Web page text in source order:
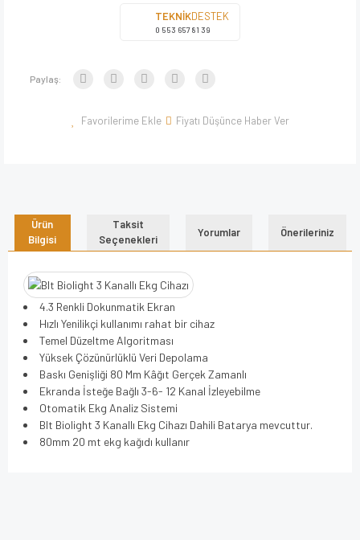
TEKNİKDESTEK
0 553 657 81 39
Paylaş:
Fiyatı Düşünce Haber Ver
Ürün
Bilgisi
Taksit
Seçenekleri
Yorumlar Önerileriniz
4.3 Renkli Dokunmatik Ekran
Hızlı Yenilikçi kullanımı rahat bir cihaz
Temel Düzeltme Algoritması
Yüksek Çözünürlüklü Veri Depolama
Baskı Genişliği 80 Mm Kâğıt Gerçek Zamanlı
Ekranda İsteğe Bağlı 3-6- 12 Kanal İzleyebilme
Otomatik Ekg Analiz Sistemi
Blt Biolight 3 Kanallı Ekg Cihazı Dahili Batarya mevcuttur.
80mm 20 mt ekg kağıdı kullanır